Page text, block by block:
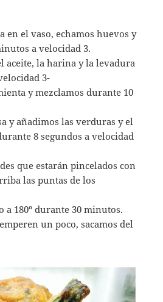
en el vaso, echamos huevos y
a velocidad 3.
aceite, la harina y la levadura
3-
y mezclamos durante 10
y añadimos las verduras y el
8 segundos a velocidad
que estarán pincelados con
las puntas de los
a 180º durante 30 minutos.
un poco, sacamos del